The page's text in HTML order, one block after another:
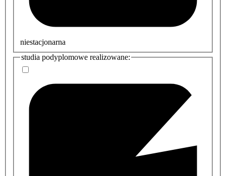
niestacjonarna
studia podyplomowe realizowane: